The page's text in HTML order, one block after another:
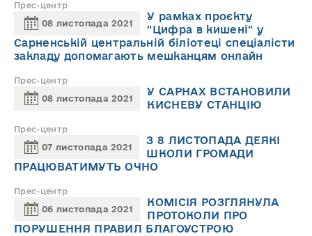
Прес-центр
08 листопада 2021
У рамках проєкту
"Цифра в кишені" у
Сарненській центральній біліотеці спеціалісти
закладу допомагають мешканцям онлайн
Прес-центр
08 листопада 2021
У САРНАХ ВСТАНОВИЛИ
КИСНЕВУ СТАНЦІЮ
Прес-центр
07 листопада 2021
З 8 ЛИСТОПАДА ДЕЯКІ
ШКОЛИ ГРОМАДИ
ПРАЦЮВАТИМУТЬ ОЧНО
Прес-центр
06 листопада 2021
КОМІСІЯ РОЗГЛЯНУЛА
ПРОТОКОЛИ ПРО
ПОРУШЕННЯ ПРАВИЛ БЛАГОУСТРОЮ